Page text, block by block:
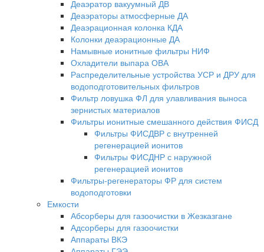
Деаэратор вакуумный ДВ
Деаэраторы атмосферные ДА
Деаэрационная колонка КДА
Колонки деаэрационные ДА
Намывные ионитные фильтры НИФ
Охладители выпара ОВА
Распределительные устройства УСР и ДРУ для
водоподготовительных фильтров
Фильтр ловушка ФЛ для улавливания выноса
зернистых материалов
Фильтры ионитные смешанного действия ФИСД
Фильтры ФИСДВР с внутренней
регенерацией ионитов
Фильтры ФИСДНР с наружной
регенерацией ионитов
Фильтры-регенераторы ФР для систем
водоподготовки
Емкости
Абсорберы для газоочистки в Жезказгане
Адсорберы для газоочистки
Аппараты ВКЭ